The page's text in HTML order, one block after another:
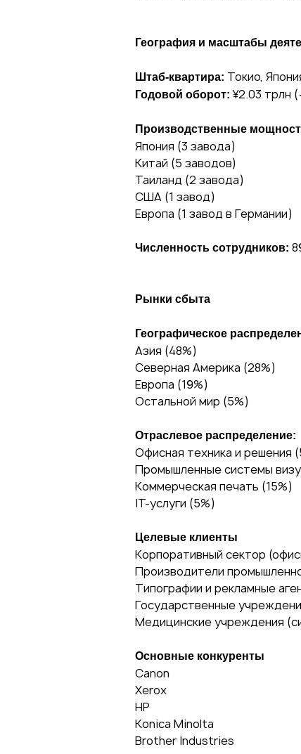
География и масштабы
Штаб-квартира: Токио,
Годовой оборот: ¥2.03 трлн
Производственные
Япония (3 завода)
Китай (5 заводов)
Таиланд (2 завода)
США (1 завод)
Европа (1 завод в Германии)
Численность сотрудников:
Рынки сбыта
Географическое
Азия (48%)
Северная Америка (28%)
Европа (19%)
Остальной мир (5%)
Отраслевое распределение:
Офисная техника и решения
Промышленные системы
Коммерческая печать (15%)
IT-услуги (5%)
Целевые клиенты
Корпоративный сектор
Производители
Типографии и рекламные
Государственные
Медицинские учреждения
Основные конкуренты
Canon
Xerox
HP
Konica Minolta
Brother Industries